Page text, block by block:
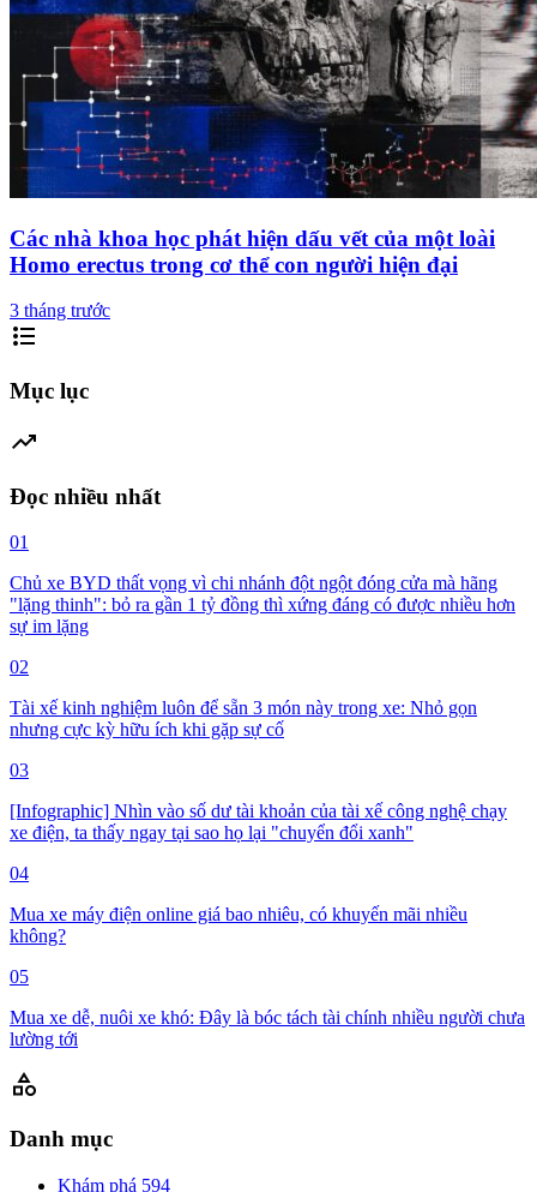
Các nhà khoa học phát hiện dấu vết của một loài
Homo erectus trong cơ thể con người hiện đại
3 tháng trước
format_list_bulleted
Mục lục
trending_up
Đọc nhiều nhất
01
Chủ xe BYD thất vọng vì chi nhánh đột ngột đóng cửa mà hãng
"lặng thinh": bỏ ra gần 1 tỷ đồng thì xứng đáng có được nhiều hơn
sự im lặng
02
Tài xế kinh nghiệm luôn để sẵn 3 món này trong xe: Nhỏ gọn
nhưng cực kỳ hữu ích khi gặp sự cố
03
[Infographic] Nhìn vào số dư tài khoản của tài xế công nghệ chạy
xe điện, ta thấy ngay tại sao họ lại "chuyển đổi xanh"
04
Mua xe máy điện online giá bao nhiêu, có khuyến mãi nhiều
không?
05
Mua xe dễ, nuôi xe khó: Đây là bóc tách tài chính nhiều người chưa
lường tới
category
Danh mục
Khám phá 594